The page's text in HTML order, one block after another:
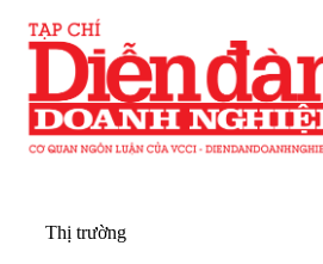
Thị trường